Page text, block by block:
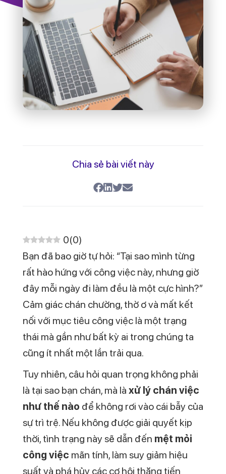
Chia sẻ bài viết này
0(0)
Bạn đã bao giờ tự hỏi: “Tại sao mình từng
rất hào hứng với công việc này, nhưng giờ
đây mỗi ngày đi làm đều là một cực hình?”
Cảm giác chán chường, thờ ơ và mất kết
nối với mục tiêu công việc là một trạng
thái mà gần như bất kỳ ai trong chúng ta
cũng ít nhất một lần trải qua.
Tuy nhiên, câu hỏi quan trọng không phải
là tại sao bạn chán, mà là xử lý chán việc
như thế nào để không rơi vào cái bẫy của
sự trì trệ. Nếu không được giải quyết kịp
thời, tình trạng này sẽ dẫn đến mệt mỏi
công việc mãn tính, làm suy giảm hiệu
suất và phá hủy các cơ hội thăng tiến